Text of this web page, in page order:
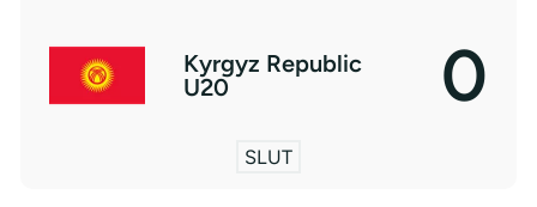
Kyrgyz Republic
U20
0
SLUT